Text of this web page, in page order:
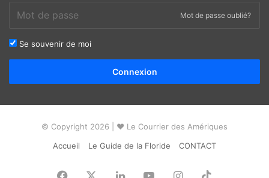
Mot de passe oublié?
Se souvenir de moi
Connexion
© Copyright 2026 | ❤ Le Courrier des Amériques
Accueil
Le Guide de la Floride CONTACT
Facebook LinkedinYouTubeInstagram